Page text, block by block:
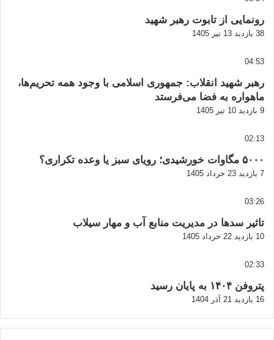
رونمایی از تابوت رهبر شهید
38 بازدید 13 تیر 1405
04:53
رهبر شهید انقلاب: جمهوری اسلامی با وجود همه تحریم‌ها،
ماهواره به فضا می‌فرستد
9 بازدید 10 تیر 1405
02:13
۵۰۰۰ مگاوات خورشیدی؛ رویای سبز یا وعده تکراری؟
7 بازدید 23 خرداد 1405
03:26
تاثیر سدها در مدیریت منابع آب و مهار سیلاب
10 بازدید 22 خرداد 1405
02:33
پتروفن ۱۴۰۴ به پایان رسید
16 بازدید 21 آذر 1404